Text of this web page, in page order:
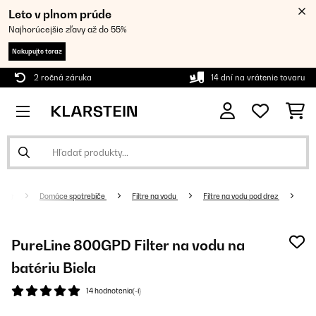
Leto v plnom prúde
Najhorúcejšie zľavy až do 55%
Nakupujte teraz
2 ročná záruka 14 dní na vrátenie tovaru
Domáce spotrebiče Filtre na vodu Filtre na vodu pod drez
PureLine 800GPD Filter na vodu na
batériu Biela
14 hodnotenia(-í)